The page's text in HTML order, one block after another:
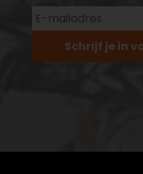
Schrijf je in